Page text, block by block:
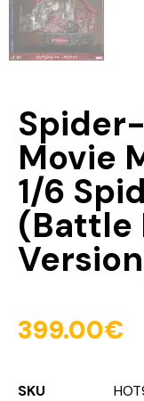
Movie
1/6
(Battle
399.00€
SKU